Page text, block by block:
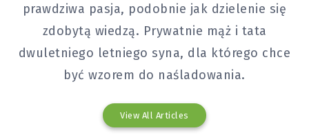
prawdziwa pasja, podobnie jak dzielenie się
zdobytą wiedzą. Prywatnie mąż i tata
dwuletniego letniego syna, dla którego chce
być wzorem do naśladowania.
View All Articles